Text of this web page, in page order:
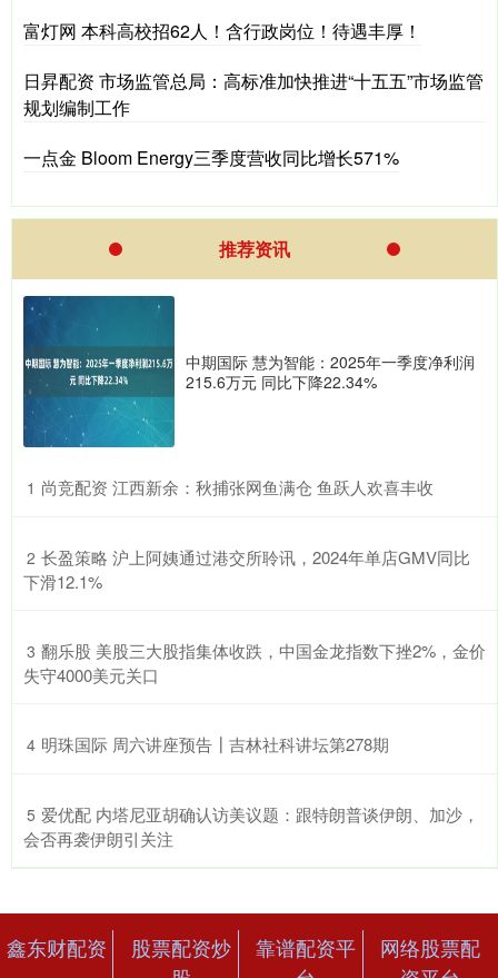
富灯网 本科高校招62人！含行政岗位！待遇丰厚！
日昇配资 市场监管总局：高标准加快推进“十五五”市场监管
规划编制工作
一点金 Bloom Energy三季度营收同比增长571%
推荐资讯
中期国际 慧为智能：2025年一季度净利润
215.6万元 同比下降22.34%
1 ​尚竞配资 江西新余：秋捕张网鱼满仓 鱼跃人欢喜丰收
2 ​长盈策略 沪上阿姨通过港交所聆讯，2024年单店GMV同比
下滑12.1%
3 ​翻乐股 美股三大股指集体收跌，中国金龙指数下挫2%，金价
失守4000美元关口
4 ​明珠国际 周六讲座预告┃吉林社科讲坛第278期
5 ​爱优配 内塔尼亚胡确认访美议题：跟特朗普谈伊朗、加沙，
会否再袭伊朗引关注
鑫东财配资
股票配资炒
靠谱配资平
网络股票配